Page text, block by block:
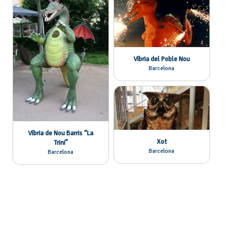
Víbria de Nou Barris “La
Trini”
Barcelona
Víbria del Poble Nou
Barcelona
Xot
Barcelona